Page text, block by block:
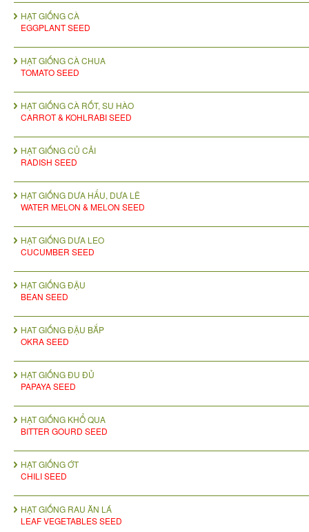
HẠT GIỐNG CÀ
EGGPLANT SEED
HẠT GIỐNG CÀ CHUA
TOMATO SEED
HẠT GIỐNG CÀ RỐT, SU HÀO
CARROT & KOHLRABI SEED
HẠT GIỐNG CỦ CẢI
RADISH SEED
HẠT GIỐNG DƯA HẤU, DƯA LÊ
WATER MELON & MELON SEED
HẠT GIỐNG DƯA LEO
CUCUMBER SEED
HẠT GIỐNG ĐẬU
BEAN SEED
HAT GIỐNG ĐẬU BẮP
OKRA SEED
HẠT GIỐNG ĐU ĐỦ
PAPAYA SEED
HẠT GIỐNG KHỔ QUA
BITTER GOURD SEED
HẠT GIỐNG ỚT
CHILI SEED
HẠT GIỐNG RAU ĂN LÁ
LEAF VEGETABLES SEED